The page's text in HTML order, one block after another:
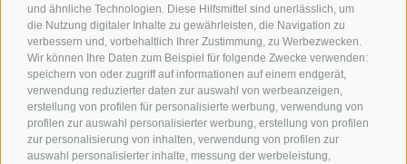
und ähnliche Technologien. Diese Hilfsmittel sind unerlässlich, um
die Nutzung digitaler Inhalte zu gewährleisten, die Navigation zu
verbessern und, vorbehaltlich Ihrer Zustimmung, zu Werbezwecken.
Wir können Ihre Daten zum Beispiel für folgende Zwecke verwenden:
speichern von oder zugriff auf informationen auf einem endgerät,
verwendung reduzierter daten zur auswahl von werbeanzeigen,
erstellung von profilen für personalisierte werbung, verwendung von
profilen zur auswahl personalisierter werbung, erstellung von profilen
zur personalisierung von inhalten, verwendung von profilen zur
auswahl personalisierter inhalte, messung der werbeleistung,
weiterlesen
Kontakt